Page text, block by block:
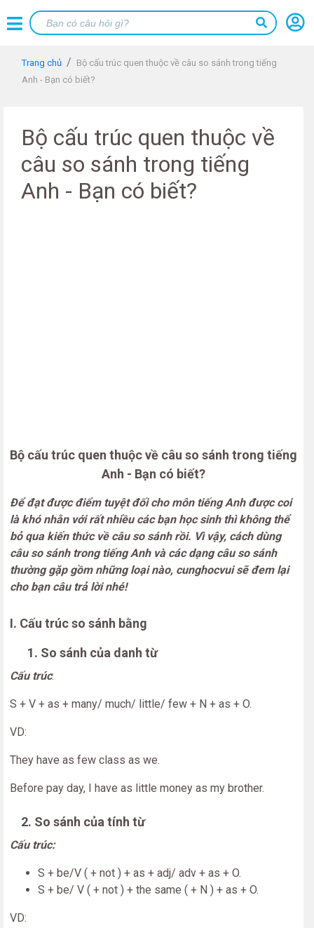
Trang chủ
Bộ cấu trúc quen thuộc về câu so sánh trong tiếng
Anh - Bạn có biết?
Bộ cấu trúc quen thuộc về
câu so sánh trong tiếng
Anh - Bạn có biết?
Bộ cấu trúc quen thuộc về câu so sánh trong tiếng
Anh - Bạn có biết?
Để đạt được điểm tuyệt đối cho môn tiếng Anh được coi
là khó nhằn với rất nhiều các bạn học sinh thì không thể
bỏ qua kiến thức về câu so sánh rồi. Vì vậy, cách dùng
câu so sánh trong tiếng Anh và các dạng câu so sánh
thường gặp gồm những loại nào, cunghocvui sẽ đem lại
cho bạn câu trả lời nhé!
I. Cấu trúc so sánh bằng
1. So sánh của danh từ
Cấu trúc:
S + V + as + many/ much/ little/ few + N + as + O.
VD:
They have as few class as we.
Before pay day, I have as little money as my brother.
2. So sánh của tính từ
Cấu trúc:
S + be/V ( + not ) + as + adj/ adv + as + O.
S + be/ V ( + not ) + the same ( + N ) + as + O.
VD: